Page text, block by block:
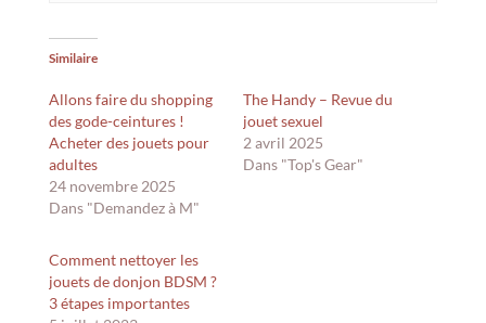
Similaire
Allons faire du shopping
des gode-ceintures !
Acheter des jouets pour
adultes
24 novembre 2025
Dans "Demandez à M"
The Handy – Revue du
jouet sexuel
2 avril 2025
Dans "Top's Gear"
Comment nettoyer les
jouets de donjon BDSM ?
3 étapes importantes